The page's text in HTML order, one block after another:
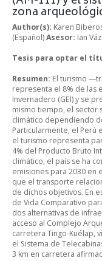
zona
Author(s): Karen
(Español)Asesor: Ian
Tesis para optar el
Resumen: El turismo
representa el 8% de las
Invernadero (GEI) y se
mismo tiempo, el sector
climático dependiendo
Particularmente, el Perú
el turismo representa
4% del Producto Bruto
climático, el país se ha
emisiones para 2030 en
que el transporte
de dichos objetivos. En
de Vida Comparativo
dos alternativas de
acceso al Complejo
carretera Tingo-Kuélap,
el Sistema de
3 km en carretera